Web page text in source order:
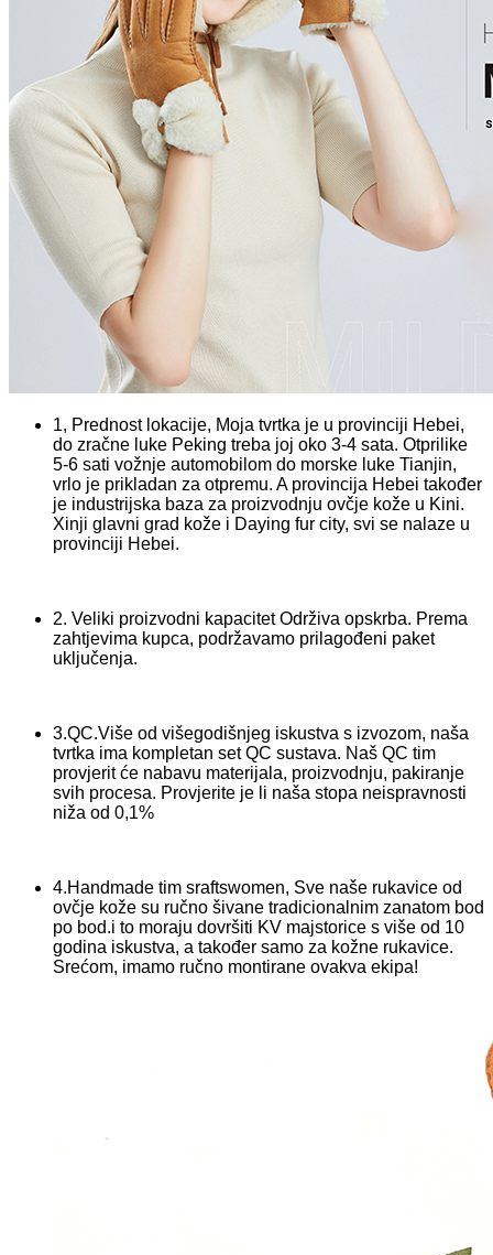
1, Prednost lokacije, Moja tvrtka je u provinciji Hebei,
do zračne luke Peking treba joj oko 3-4 sata. Otprilike
5-6 sati vožnje automobilom do morske luke Tianjin,
vrlo je prikladan za otpremu. A provincija Hebei također
je industrijska baza za proizvodnju ovčje kože u Kini.
Xinji glavni grad kože i Daying fur city, svi se nalaze u
provinciji Hebei.
2. Veliki proizvodni kapacitet Održiva opskrba. Prema
zahtjevima kupca, podržavamo prilagođeni paket
uključenja.
3.QC.Više od višegodišnjeg iskustva s izvozom, naša
tvrtka ima kompletan set QC sustava. Naš QC tim
provjerit će nabavu materijala, proizvodnju, pakiranje
svih procesa. Provjerite je li naša stopa neispravnosti
niža od 0,1%
4.Handmade tim sraftswomen, Sve naše rukavice od
ovčje kože su ručno šivane tradicionalnim zanatom bod
po bod.i to moraju dovršiti KV majstorice s više od 10
godina iskustva, a također samo za kožne rukavice.
Srećom, imamo ručno montirane ovakva ekipa!